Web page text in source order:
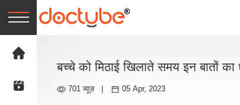
बच्चे को मिठाई खिलाते समय इन बातों का
701 व्यूज़ 05 Apr, 2023